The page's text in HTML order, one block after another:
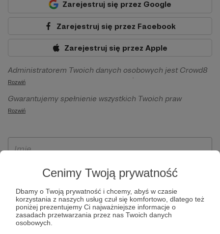
Cenimy Twoją prywatność
Dbamy o Twoją prywatność i chcemy, abyś w czasie
korzystania z naszych usług czuł się komfortowo, dlatego też
poniżej prezentujemy Ci najważniejsze informacje o
zasadach przetwarzania przez nas Twoich danych
osobowych.
Zarejestruj się przez Google
Zarejestruj się przez Facebook
Zarejestruj się przez Apple
Administratorem Twoich danych osobowych jest Crowd8
sp. z o.o. z siedziba w Warszawie, ul. Żwirki i Wigury 16, 02-
092 Warszawa. Twoje dane osobowe będą przetwarzane w
szczególności w celu wykonania umowy zawartej z Tobą, w
Patronite.pl, w tym możliwości dokonywania oraz
otrzymywania wsparcia na naszej platformie oraz
Rozwiń
Gwarantujemy spełnienie wszystkich Twoich praw
wynikających z ogólnego rozporządzenia o ochronie
ich przenoszenia, niepodlegania zautomatyzowanemu
wyrażenia sprzeciwu wobec przetwarzania Twoich danych
osobowych. Rejestracja dla osób niepełnoletnich możliwa
jest po przekazaniu podpisanego formularza "Zgodna na
założenie konta przez osobę niepełnoletnią", formularz
dostępny jest na stronie regulaminu Patronite.pl.
Rozwiń